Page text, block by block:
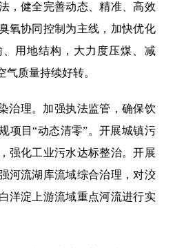
，健全完善动态、精准、高效
氧协同控制为主线，加快优化
用地结构，大力度压煤、减
气质量持续好转。
治理。加强执法监管，确保饮
项目“动态清零”。开展城镇污
强化工业污水达标整治。开展
河流湖库流域综合治理，对洨
洋淀上游流域重点河流进行实